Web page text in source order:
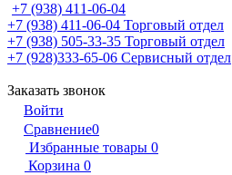
+7 (938) 411-06-04
+7 (938) 411-06-04 Торговый отдел
+7 (938) 505-33-35 Торговый отдел
+7 (928)333-65-06 Сервисный отдел
Заказать звонок
Войти
Сравнение0
Избранные товары 0
Корзина 0